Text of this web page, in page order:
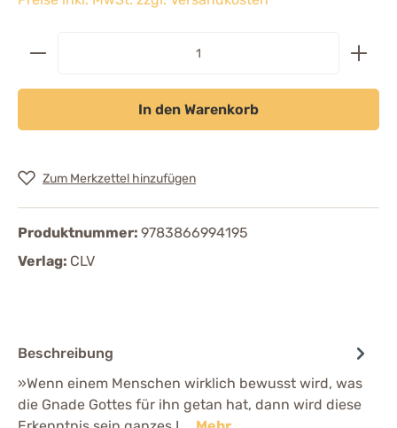
In den Warenkorb
Zum Merkzettel hinzufügen
Produktnummer: 9783866994195
Verlag: CLV
Beschreibung
»Wenn einem Menschen wirklich bewusst wird, was
die Gnade Gottes für ihn getan hat, dann wird diese